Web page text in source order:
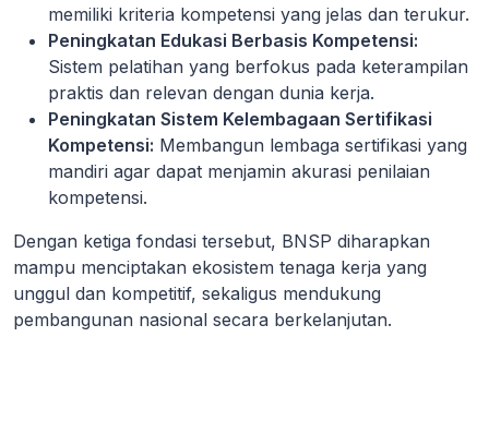
memiliki kriteria kompetensi yang jelas dan terukur.
Peningkatan Edukasi Berbasis Kompetensi:
Sistem pelatihan yang berfokus pada keterampilan
praktis dan relevan dengan dunia kerja.
Peningkatan Sistem Kelembagaan Sertifikasi
Kompetensi: Membangun lembaga sertifikasi yang
mandiri agar dapat menjamin akurasi penilaian
kompetensi.
Dengan ketiga fondasi tersebut, BNSP diharapkan
mampu menciptakan ekosistem tenaga kerja yang
unggul dan kompetitif, sekaligus mendukung
pembangunan nasional secara berkelanjutan.